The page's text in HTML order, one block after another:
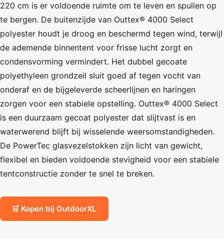
220 cm is er voldoende ruimte om te leven en spullen op
te bergen. De buitenzijde van Outtex® 4000 Select
polyester houdt je droog en beschermd tegen wind, terwijl
de ademende binnentent voor frisse lucht zorgt en
condensvorming vermindert. Het dubbel gecoate
polyethyleen grondzeil sluit goed af tegen vocht van
onderaf en de bijgeleverde scheerlijnen en haringen
zorgen voor een stabiele opstelling. Outtex® 4000 Select
is een duurzaam gecoat polyester dat slijtvast is en
waterwerend blijft bij wisselende weersomstandigheden.
De PowerTec glasvezelstokken zijn licht van gewicht,
flexibel en bieden voldoende stevigheid voor een stabiele
tentconstructie zonder te snel te breken.
🛒 Kopen bij OutdoorXL